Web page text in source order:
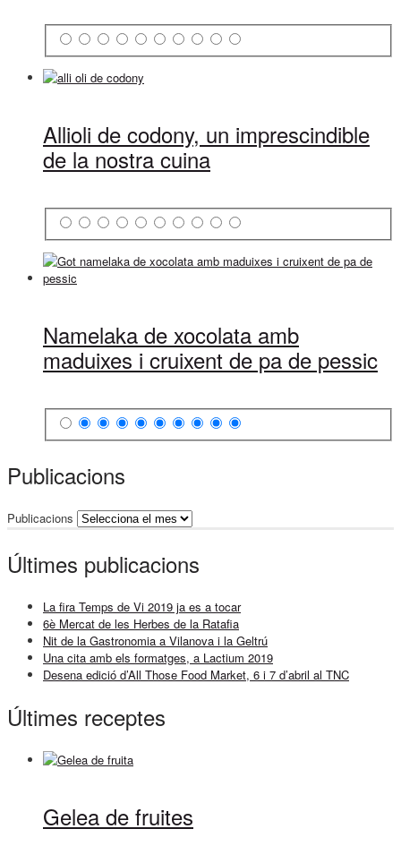
Allioli de codony, un imprescindible
de la nostra cuina
Namelaka de xocolata amb
maduixes i cruixent de pa de pessic
Publicacions
Publicacions
Últimes publicacions
La fira Temps de Vi 2019 ja es a tocar
6è Mercat de les Herbes de la Ratafia
Nit de la Gastronomia a Vilanova i la Geltrú
Una cita amb els formatges, a Lactium 2019
Desena edició d’All Those Food Market, 6 i 7 d’abril al TNC
Últimes receptes
Gelea de fruites